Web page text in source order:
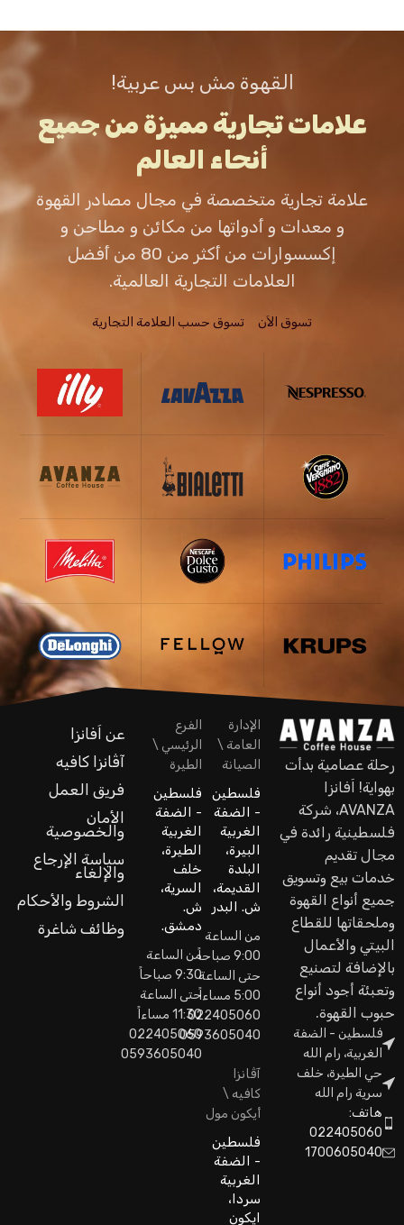
القهوة مش بس عربية!
علامات تجارية مميزة من جميع
أنحاء العالم
علامة تجارية متخصصة في مجال مصادر القهوة
و معدات و أدواتها من مكائن و مطاحن و
إكسسوارات من أكثر من 80 من أفضل
العلامات التجارية العالمية.
تسوق الاَن تسوق حسب العلامة التجارية
رحلة عصامية بدأت
بهواية! اَفانزا
AVANZA، شركة
فلسطينية رائدة في
مجال تقديم
خدمات بيع وتسويق
جميع أنواع القهوة
وملحقاتها للقطاع
البيتي والأعمال
بالإضافة لتصنيع
وتعبئة أجود أنواع
حبوب القهوة.
فلسطين - الضفة
الغربية، رام الله
حي الطيرة، خلف
سرية رام الله
هاتف:
022405060
1700605040
الإدارة
العامة \
الصيانة
فلسطين
- الضفة
الغربية
البيرة،
البلدة
القديمة،
ش. البدر
من الساعة
9:00 صباحاً
حتى الساعة
5:00 مساءاً
022405060
0593605040
الفرع
الرئيسي \
الطيرة
فلسطين
- الضفة
الغربية
الطيرة،
خلف
السرية،
ش.
دمشق.
من الساعة
9:30 صباحاً
حتى الساعة
11:30 مساءاً
022405060
0593605040
آڤانزا
كافيه \
أيكون مول
فلسطين
- الضفة
الغربية
سردا،
ايكون
عن اَفانزا
آڤانزا كافيه
فريق العمل
الأمان
والخصوصية
سياسة الإرجاع
والإلغاء
الشروط والأحكام
وظائف شاغرة